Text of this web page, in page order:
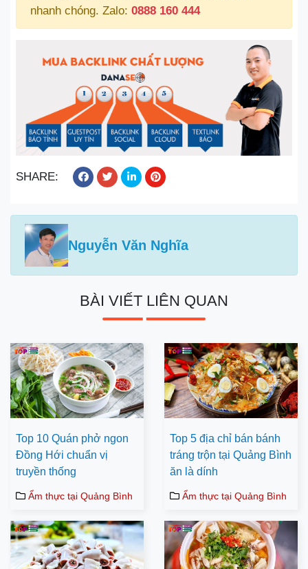
nhanh chóng. Zalo: 0888 160 444
SHARE:
Nguyễn Văn Nghĩa
BÀI VIẾT LIÊN QUAN
Top 10 Quán phở ngon
Đồng Hới chuẩn vị
truyền thống
Ẩm thực tại Quảng Bình
Top 5 địa chỉ bán bánh
tráng trộn tại Quảng Bình
ăn là dính
Ẩm thực tại Quảng Bình